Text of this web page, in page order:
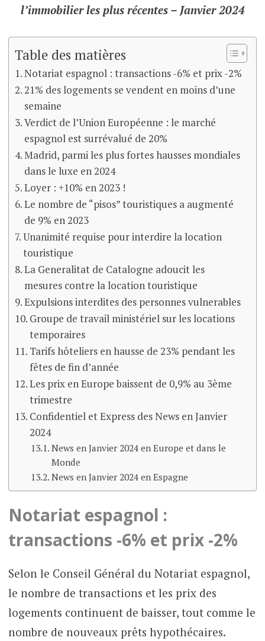
l’immobilier les plus récentes – Janvier 2024
Table des matières
Notariat espagnol : transactions -6% et prix -2%
21% des logements se vendent en moins d’une
semaine
Verdict de l’Union Européenne : le marché
espagnol est surrévalué de 20%
Madrid, parmi les plus fortes hausses mondiales
dans le luxe en 2024
Loyer : +10% en 2023 !
Le nombre de “pisos” touristiques a augmenté
de 9% en 2023
Unanimité requise pour interdire la location
touristique
La Generalitat de Catalogne adoucit les
mesures contre la location touristique
Expulsions interdites des personnes vulnerables
Groupe de travail ministériel sur les locations
temporaires
Tarifs hôteliers en hausse de 23% pendant les
fêtes de fin d’année
Les prix en Europe baissent de 0,9% au 3ème
trimestre
Confidentiel et Express des News en Janvier
2024
News en Janvier 2024 en Europe et dans le
Monde
News en Janvier 2024 en Espagne
Notariat espagnol :
transactions -6% et prix -2%
Selon le Conseil Général du Notariat espagnol,
le nombre de transactions et les prix des
logements continuent de baisser, tout comme le
nombre de nouveaux prêts hypothécaires.